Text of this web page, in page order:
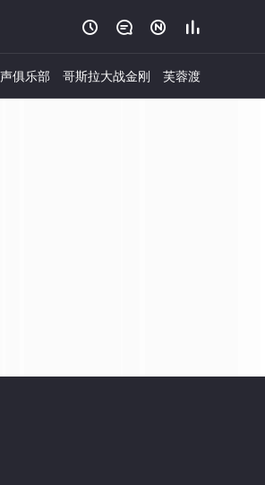
   
俱乐部 哥斯拉大战金刚 芙蓉渡